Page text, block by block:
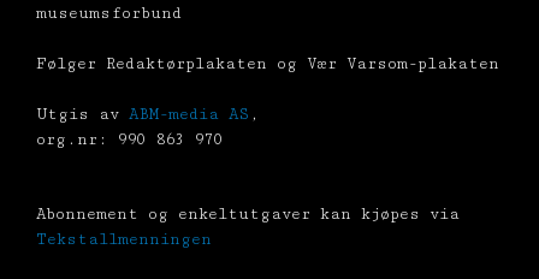
museumsforbund
Følger Redaktørplakaten og Vær Varsom-plakaten
Utgis av ABM-media AS ,
org.nr: 990 863 970
Abonnement og enkeltutgaver kan kjøpes via
Tekstallmenningen